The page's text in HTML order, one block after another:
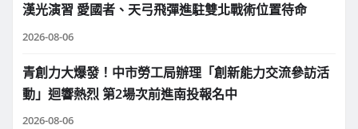
漢光演習 愛國者、天弓飛彈進駐雙北戰術位置待命
2026-08-06
青創力大爆發！中市勞工局辦理「創新能力交流參訪活
動」迴響熱烈 第2場次前進南投報名中
2026-08-06